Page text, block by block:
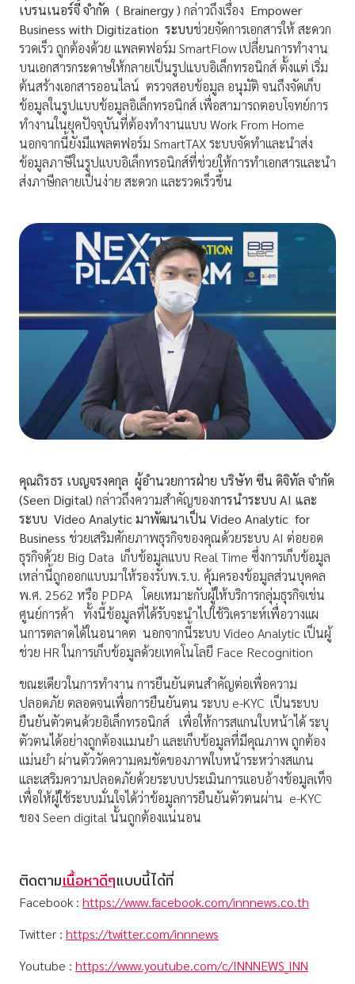
เบรนเนอร์จี้ จำกัด ( Brainergy ) กล่าวถึงเรื่อง Empower
Business with Digitization ระบบช่วยจัดการเอกสารให้ สะดวก
รวดเร็ว ถูกต้องด้วย แพลตฟอร์ม SmartFlow เปลี่ยนการทำงาน
บนเอกสารกระดาษให้กลายเป็นรูปแบบอิเล็กทรอนิกส์ ตั้งแต่ เริ่ม
ต้นสร้างเอกสารออนไลน์ ตรวจสอบข้อมูล อนุมัติ จนถึงจัดเก็บ
ข้อมูลในรูปแบบข้อมูลอิเล็กทรอนิกส์ เพื่อสามารถตอบโจทย์การ
ทำงานในยุคปัจจุบันที่ต้องทำงานเเบบ Work From Home
นอกจากนี้ยังมีเเพลตฟอร์ม SmartTAX ระบบจัดทำเเละนำส่ง
ข้อมูลภาษีในรูปเเบบอิเล็กทรอนิกส์ที่ช่วยให้การทำเอกสารและนำ
ส่งภาษีกลายเป็นง่าย สะดวก และรวดเร็วขึ้น
คุณถิรธร เบญจรงคกุล ผู้อำนวยการฝ่าย บริษัท ซีน ดิจิทัล จำกัด
(Seen Digital) กล่าวถึงความสำคัญของการนำระบบ AI และ
ระบบ Video Analytic มาพัฒนาเป็น Video Analytic for
Business ช่วยเสริมศักยภาพธุรกิจของคุณด้วยระบบ AI ต่อยอด
ธุรกิจด้วย Big Data เก็บข้อมูลเเบบ Real Time ซึ่งการเก็บข้อมูล
เหล่านี้ถูกออกเเบบมาให้รองรับพ.ร.บ. คุ้มครองข้อมูลส่วนบุคคล
พ.ศ. 2562 หรือ PDPA โดยเหมาะกับผู้ให้บริการกลุ่มธุรกิจเช่น
ศูนย์การค้า ทั้งนี้ข้อมูลที่ได้รับจะนำไปใช้วิเคราะห์เพื่อวางเเผ
นการตลาดได้ในอนาคต นอกจากนี้ระบบ Video Analytic เป็นผู้
ช่วย HR ในการเก็บข้อมูลด้วยเทคโนโลยี Face Recognition
ขณะเดียวในการทำงาน การยืนยันตนสำคัญต่อเพื่อความ
ปลอดภัย ตลอดจนเพื่อการยืนยันตน ระบบ e-KYC เป็นระบบ
ยืนยันตัวตนด้วยอิเล็กทรอนิกส์ เพื่อให้การสเเกนใบหน้าได้ ระบุ
ตัวตนได้อย่างถูกต้องแมนยำ และเก็บข้อมูลที่มีคุณภาพ ถูกต้อง
เเม่นยำ ผ่านตัววัดความคมชัดของภาพใบหน้าระหว่างสเเกน
และเสริมความปลอดภัยด้วยระบบประเมินการเเอบอ้างข้อมูลเท็จ
เพื่อให้ผู้ใช้ระบบมั่นใจได้ว่าข้อมูลการยืนยันตัวตนผ่าน e-KYC
ของ Seen digital นั้นถูกต้องเเน่นอน
ติดตามเนื้อหาดีๆแบบนี้ได้ที่
Facebook : https://www.facebook.com/innnews.co.th
Twitter : https://twitter.com/innnews
Youtube : https://www.youtube.com/c/INNNEWS_INN